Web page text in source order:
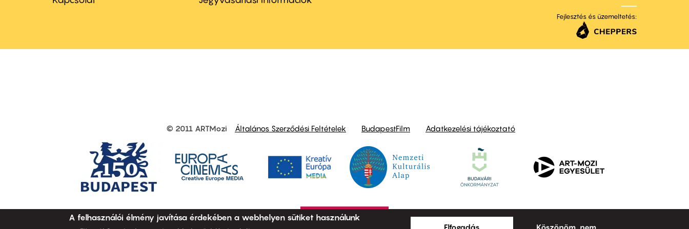
Fejlesztés és üzemeltetés:
other
© 2011 ARTMozi Általános Szerződési Feltételek BudapestFilm Adatkezelési tájékoztató
A felhasználói élmény javítása érdekében a webhelyen sütiket használunk
Elfogadás Köszönöm, nem